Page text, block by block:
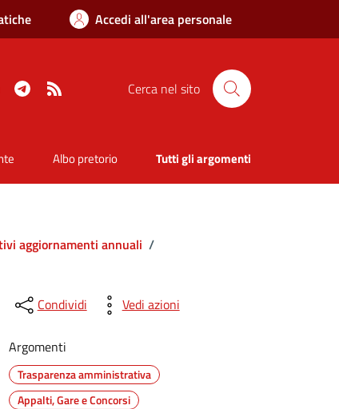
Accedi all'area personale
Telegram Cerca nel sito
Albo pretorio Tutti gli argomenti
aggiornamenti annuali /
Condividi Vedi azioni
Argomenti
Trasparenza amministrativa
Appalti, Gare e Concorsi